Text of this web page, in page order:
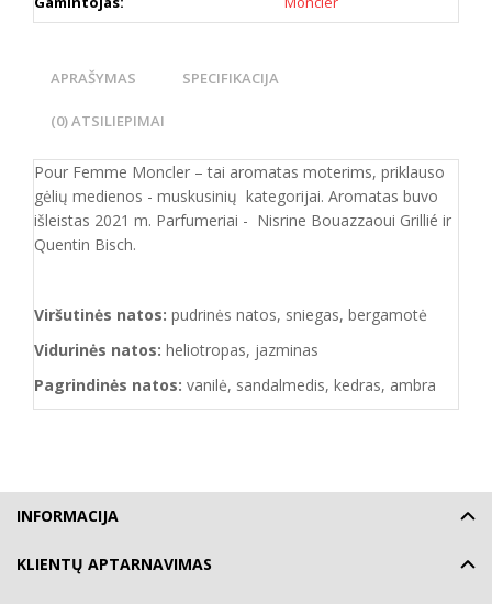
APRAŠYMAS SPECIFIKACIJA
(0) ATSILIEPIMAI
Pour Femme Moncler – tai aromatas moterims, priklauso
gėlių medienos - muskusinių kategorijai. Aromatas buvo
išleistas 2021 m. Parfumeriai - Nisrine Bouazzaoui Grillié ir
Quentin Bisch.
Viršutinės natos: pudrinės natos, sniegas, bergamotė
Vidurinės natos: heliotropas, jazminas
Pagrindinės natos: vanilė, sandalmedis, kedras, ambra
INFORMACIJA
KLIENTŲ APTARNAVIMAS